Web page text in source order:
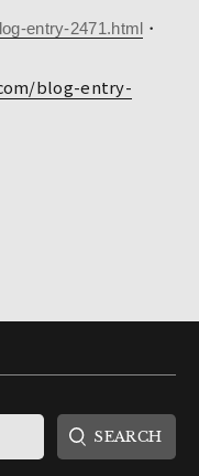
entry-2471.html
・
blog-entry-